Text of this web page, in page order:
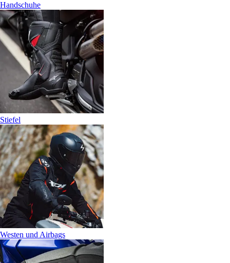
Handschuhe
Stiefel
Westen und Airbags